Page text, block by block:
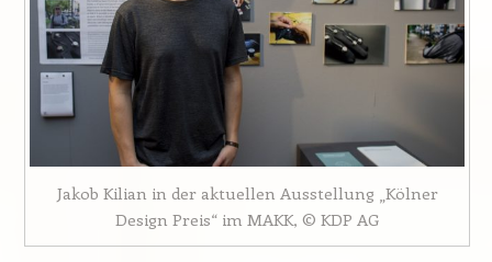
Jakob Kilian in der aktuellen Ausstellung „Kölner
Design Preis“ im MAKK, © KDP AG